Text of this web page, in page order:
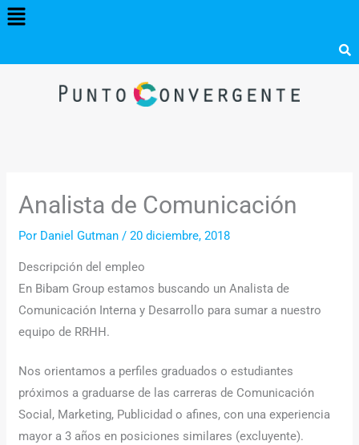
Menú
Analista de Comunicación
Por Daniel Gutman/20 diciembre, 2018
Descripción del empleo
En Bibam Group estamos buscando un Analista de
Comunicación Interna y Desarrollo para sumar a nuestro
equipo de RRHH.
Nos orientamos a perfiles graduados o estudiantes
próximos a graduarse de las carreras de Comunicación
Social, Marketing, Publicidad o afines, con una experiencia
mayor a 3 años en posiciones similares (excluyente).